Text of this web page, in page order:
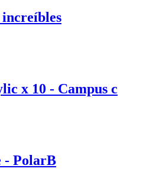
x 10 - Campus c
- PolarB